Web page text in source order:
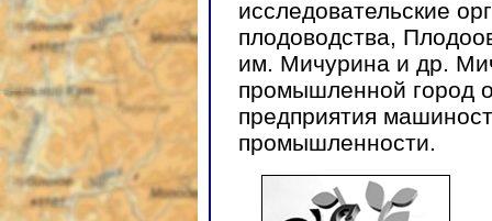
исследовательские
плодоводства,
им. Мичурина и др.
промышленной город
предприятия
промышленности.